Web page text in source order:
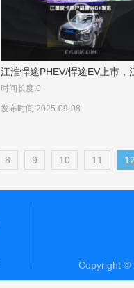
江淮悍途PHEV/悍途EV上市，
时间长度:0
发布时间:2025-09-08
8 9 10 11
Copyright ©